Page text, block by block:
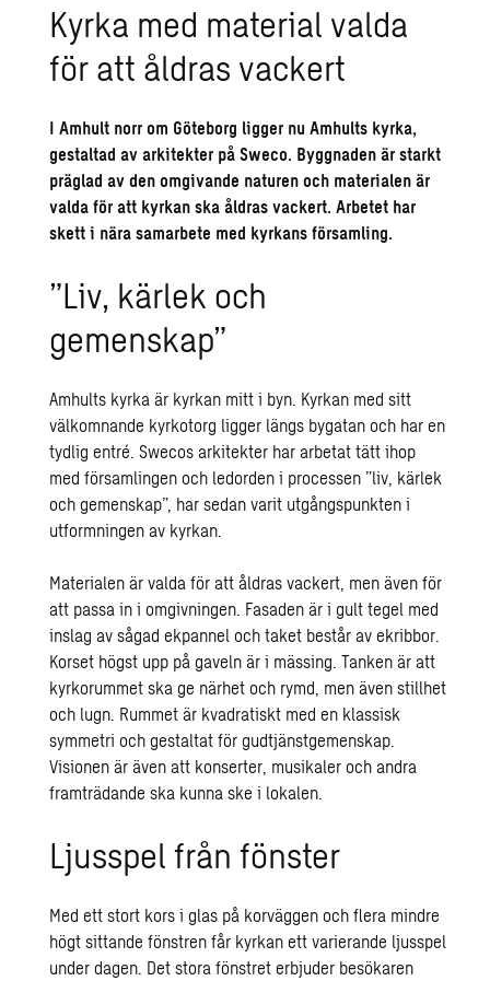
Kyrka med material valda
för att åldras vackert
I Amhult norr om Göteborg ligger nu Amhults kyrka,
gestaltad av arkitekter på Sweco. Byggnaden är starkt
präglad av den omgivande naturen och materialen är
valda för att kyrkan ska åldras vackert. Arbetet har
skett i nära samarbete med kyrkans församling.
”Liv, kärlek och
gemenskap”
Amhults kyrka är kyrkan mitt i byn. Kyrkan med sitt
välkomnande kyrkotorg ligger längs bygatan och har en
tydlig entré. Swecos arkitekter har arbetat tätt ihop
med församlingen och ledorden i processen ”liv, kärlek
och gemenskap”, har sedan varit utgångspunkten i
utformningen av kyrkan.
Materialen är valda för att åldras vackert, men även för
att passa in i omgivningen. Fasaden är i gult tegel med
inslag av sågad ekpannel och taket består av ekribbor.
Korset högst upp på gaveln är i mässing. Tanken är att
kyrkorummet ska ge närhet och rymd, men även stillhet
och lugn. Rummet är kvadratiskt med en klassisk
symmetri och gestaltat för gudtjänstgemenskap.
Visionen är även att konserter, musikaler och andra
framträdande ska kunna ske i lokalen.
Ljusspel från fönster
Med ett stort kors i glas på korväggen och flera mindre
högt sittande fönstren får kyrkan ett varierande ljusspel
under dagen. Det stora fönstret erbjuder besökaren